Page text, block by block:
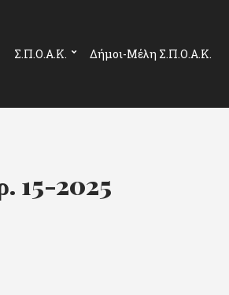
Σ.Π.Ο.Α.Κ. Δήμοι-Μέλη Σ.Π.Ο.Α.Κ.
15-2025